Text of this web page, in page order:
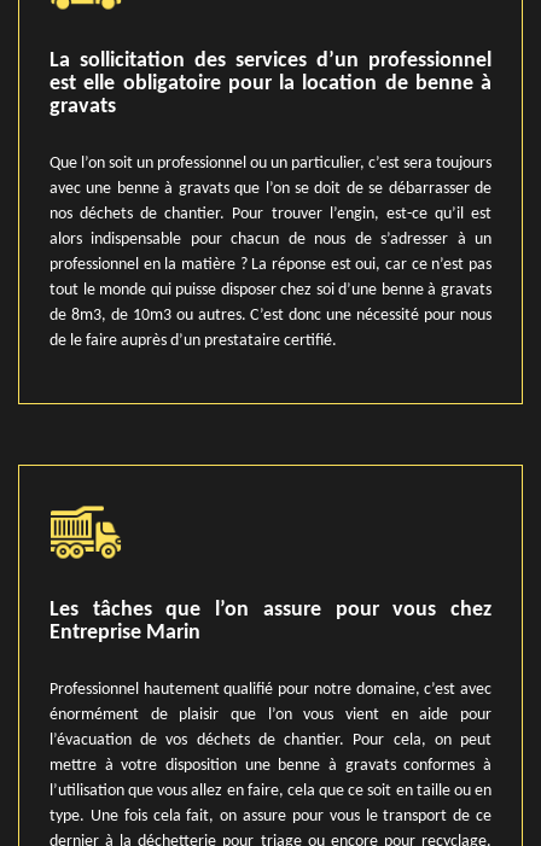
La sollicitation des services d’un professionnel
est elle obligatoire pour la location de benne à
gravats
Que l’on soit un professionnel ou un particulier, c’est sera toujours
avec une benne à gravats que l’on se doit de se débarrasser de
nos déchets de chantier. Pour trouver l’engin, est-ce qu’il est
alors indispensable pour chacun de nous de s’adresser à un
professionnel en la matière ? La réponse est oui, car ce n’est pas
tout le monde qui puisse disposer chez soi d’une benne à gravats
de 8m3, de 10m3 ou autres. C’est donc une nécessité pour nous
de le faire auprès d’un prestataire certifié.
Les tâches que l’on assure pour vous chez
Entreprise Marin
Professionnel hautement qualifié pour notre domaine, c’est avec
énormément de plaisir que l’on vous vient en aide pour
l’évacuation de vos déchets de chantier. Pour cela, on peut
mettre à votre disposition une benne à gravats conformes à
l’utilisation que vous allez en faire, cela que ce soit en taille ou en
type. Une fois cela fait, on assure pour vous le transport de ce
dernier à la déchetterie pour triage ou encore pour recyclage.